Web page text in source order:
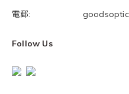
電郵:
Follow Us